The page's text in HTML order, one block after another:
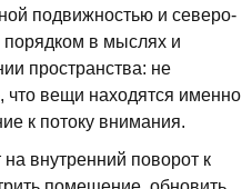
подвижностью и северо-
в мыслях и
пространства: не
вещи находятся именно
к потоку внимания.
внутренний поворот к